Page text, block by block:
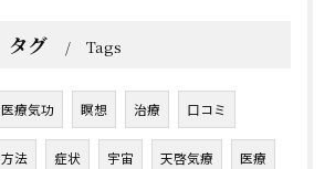
タグ Tags
医療気功 瞑想 治療 口コミ
方法 症状 宇宙 天啓気療 医療